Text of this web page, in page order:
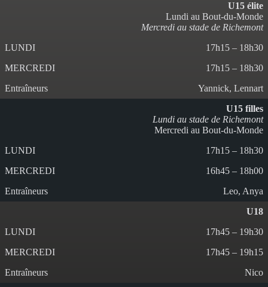
U15 élite
Lundi au Bout-du-Monde
Mercredi au stade de Richemont
17h15 – 18h30
17h15 – 18h30
Yannick, Lennart
U15 filles
Lundi au stade de Richemont
Mercredi au Bout-du-Monde
17h15 – 18h30
16h45 – 18h00
Leo, Anya
U18
17h45 – 19h30
17h45 – 19h15
Nico